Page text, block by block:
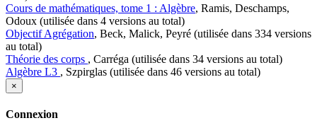
Cours de mathématiques, tome 1 : Algèbre, Ramis, Deschamps,
Odoux (utilisée dans 4 versions au total)
Objectif Agrégation, Beck, Malick, Peyré (utilisée dans 334 versions
au total)
Théorie des corps , Carréga (utilisée dans 34 versions au total)
Algèbre L3 , Szpirglas (utilisée dans 46 versions au total)
×
Connexion